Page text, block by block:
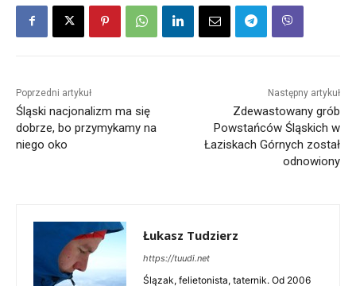
Poprzedni artykuł
Śląski nacjonalizm ma się
dobrze, bo przymykamy na
niego oko
Następny artykuł
Zdewastowany grób
Powstańców Śląskich w
Łaziskach Górnych został
odnowiony
Łukasz Tudzierz
https://tuudi.net
Ślązak, felietonista, taternik. Od 2006